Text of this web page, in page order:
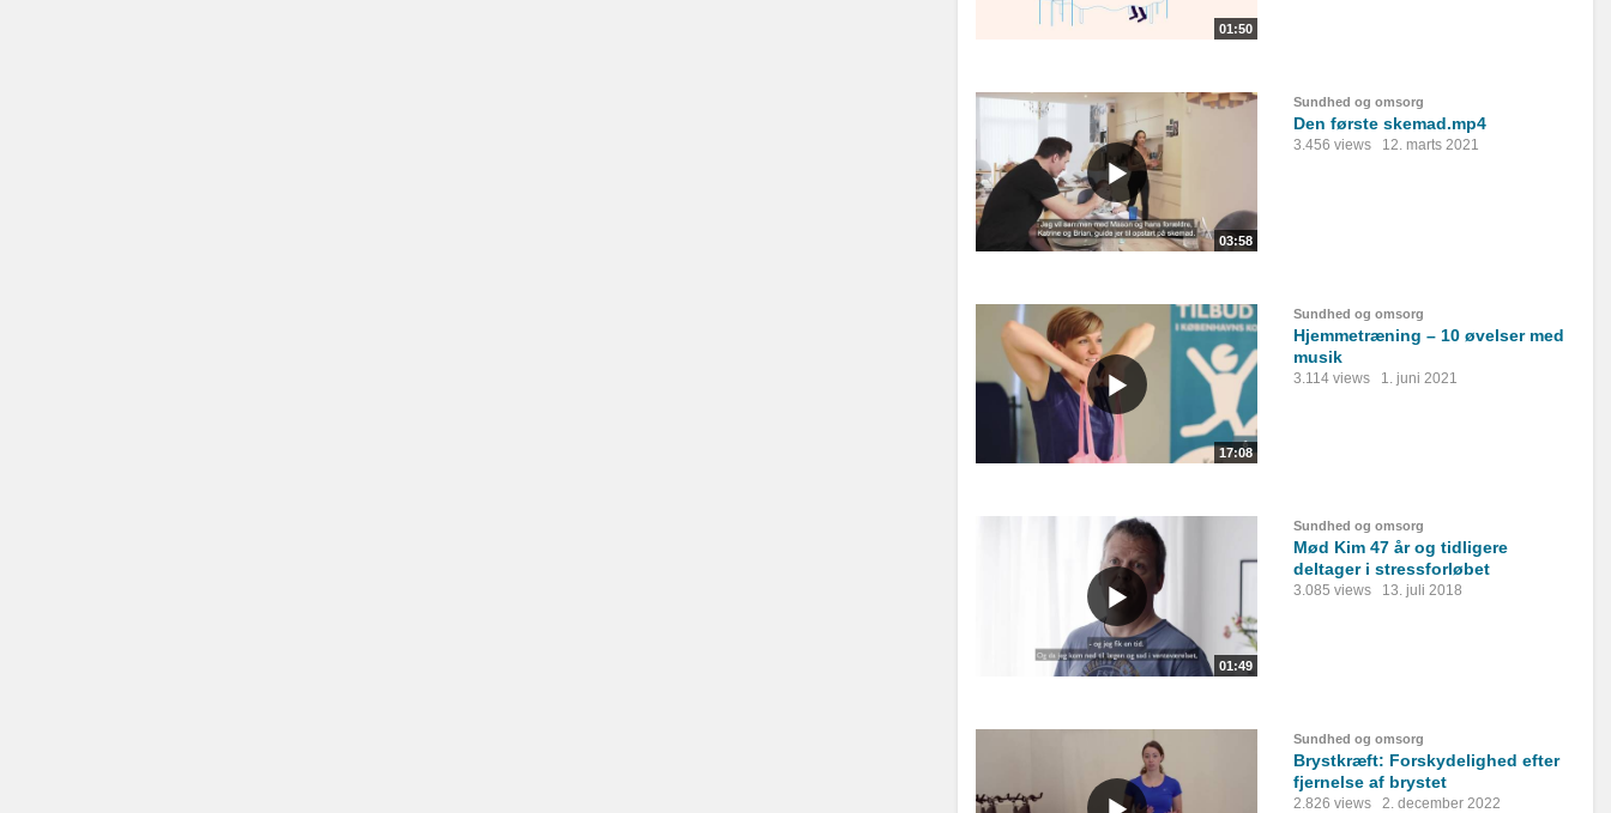
01:50
03:58
Sundhed og omsorg
Den første skemad.mp4
3.456 views 12. marts 2021
17:08
Sundhed og omsorg
Hjemmetræning – 10 øvelser med
musik
3.114 views 1. juni 2021
01:49
Sundhed og omsorg
Mød Kim 47 år og tidligere
deltager i stressforløbet
3.085 views 13. juli 2018
Sundhed og omsorg
Brystkræft: Forskydelighed efter
fjernelse af brystet
2.826 views 2. december 2022